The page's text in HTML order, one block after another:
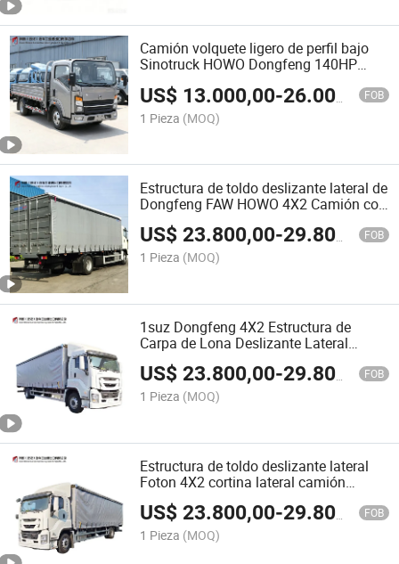
Camión volquete ligero de perfil bajo
Sinotruck HOWO Dongfeng 140HP
carrocería de cerca para el transporte
de materiales de construcción, mini
volquete en venta
US$ 13.000,00-26.000,00 FOB
1 Pieza (MOQ)
Estructura de toldo deslizante lateral de
Dongfeng FAW HOWO 4X2 Camión con
cortinas laterales de lona
semirremolque en el sudeste asiático,
África y Oriente Medio
US$23.800,00-29.800,00 FOB
1 Pieza (MOQ)
1suz Dongfeng 4X2 Estructura de
Carpa de Lona Deslizante Lateral
Camión Cortinas Lateral
Semirremolque en el Medio Sudeste
Asiático, África y Medio Oriente
US$23.800,00-29.800,00 FOB
1 Pieza (MOQ)
Estructura de toldo deslizante lateral
Foton 4X2 cortina lateral camión
cortinero semirremolque en el sudeste
asiático, África y Oriente Medio
US$23.800,00-29.800,00 FOB
1 Pieza (MOQ)